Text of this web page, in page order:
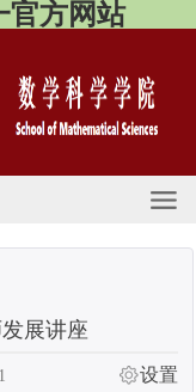
官方网站
展讲座
设置